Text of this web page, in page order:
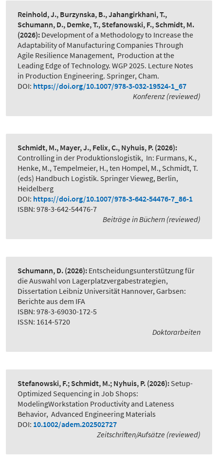
Reinhold, J., Burzynska, B., Jahangirkhani, T.,
Schumann, D., Demke, T., Stefanowski, F., Schmidt, M.
(2026): Development of a Methodology to Increase the
Adaptability of Manufacturing Companies Through
Agile Resilience Management, Production at the
Leading Edge of Technology. WGP 2025. Lecture Notes
in Production Engineering. Springer, Cham.
DOI: https://doi.org/10.1007/978-3-032-19524-1_67
Konferenz (reviewed)
Schmidt, M., Mayer, J., Felix, C., Nyhuis, P. (2026):
Controlling in der Produktionslogistik, In: Furmans, K.,
Henke, M., Tempelmeier, H., ten Hompel, M., Schmidt, T.
(eds) Handbuch Logistik. Springer Vieweg, Berlin,
Heidelberg
DOI: https://doi.org/10.1007/978-3-642-54476-7_86-1
ISBN: 978-3-642-54476-7
Beiträge in Büchern (reviewed)
Schumann, D. (2026): Entscheidungsunterstützung für
die Auswahl von Lagerplatzvergabestrategien,
Dissertation Leibniz Universität Hannover, Garbsen:
Berichte aus dem IFA
ISBN: 978-3-69030-172-5
ISSN: 1614-5720
Doktorarbeiten
Stefanowski, F.; Schmidt, M.; Nyhuis, P. (2026): Setup-
Optimized Sequencing in Job Shops:
ModelingWorkstation Productivity and Lateness
Behavior, Advanced Engineering Materials
DOI: 10.1002/adem.202502727
Zeitschriften/Aufsätze (reviewed)